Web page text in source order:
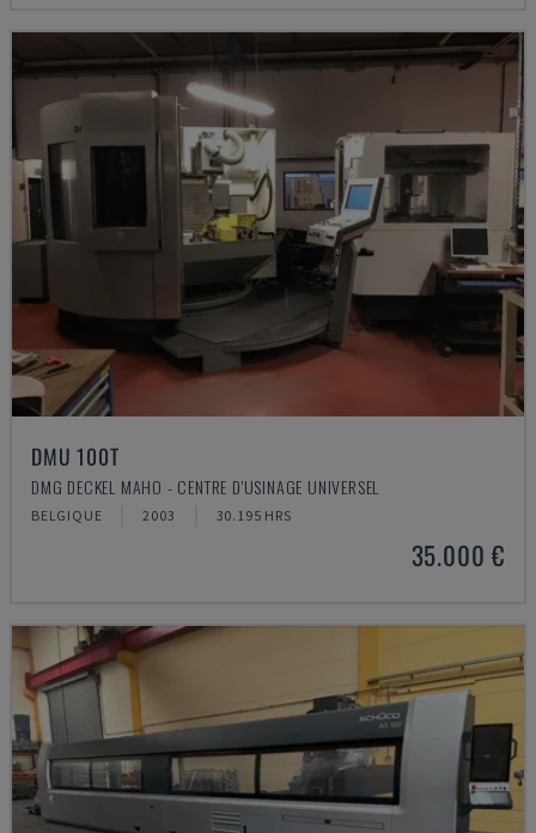
DMU 100T
DMG DECKEL MAHO - CENTRE D'USINAGE UNIVERSEL
BELGIQUE 2003 30.195 HRS
35.000 €